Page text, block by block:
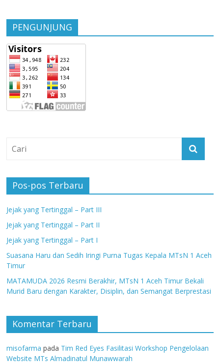
PENGUNJUNG
Pos-pos Terbaru
Jejak yang Tertinggal – Part III
Jejak yang Tertinggal – Part II
Jejak yang Tertinggal – Part I
Suasana Haru dan Sedih Iringi Purna Tugas Kepala MTsN 1 Aceh
Timur
MATAMUDA 2026 Resmi Berakhir, MTsN 1 Aceh Timur Bekali
Murid Baru dengan Karakter, Disiplin, dan Semangat Berprestasi
Komentar Terbaru
misofarma pada Tim Red Eyes Fasilitasi Workshop Pengelolaan
Website MTs Almadinatul Munawwarah